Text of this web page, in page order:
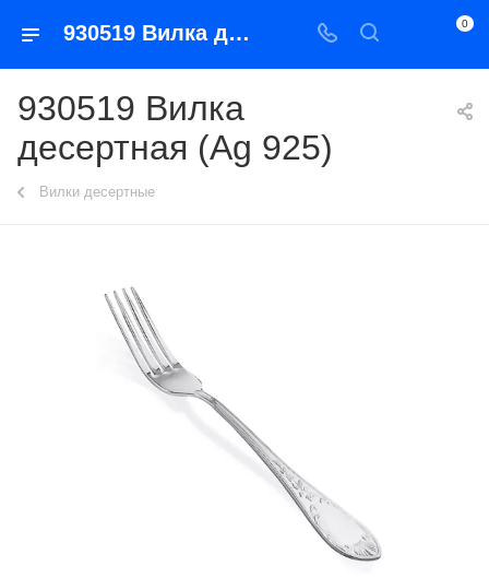
930519 Вилка десертная (Ag 925) 0
930519 Вилка
десертная (Ag 925)
Вилки десертные